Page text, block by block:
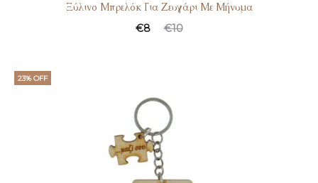
Ξύλινο Μπρελόκ Για Ζευγάρι Με Μήνυμα
€10
€8
23% OFF